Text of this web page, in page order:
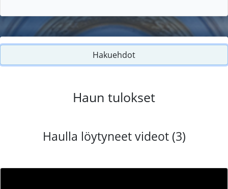
Hakuehdot
Haun tulokset
Haulla löytyneet videot (3)